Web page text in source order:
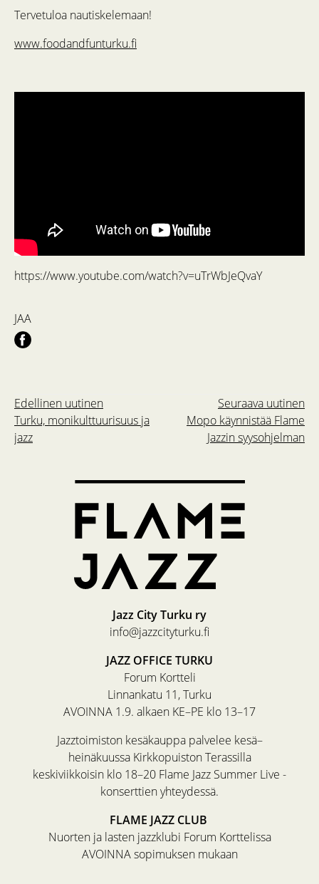
Tervetuloa nautiskelemaan!
www.foodandfunturku.fi
https://www.youtube.com/watch?v=uTrWbJeQvaY
JAA
Seuraava uutinen
Mopo käynnistää Flame
Jazzin syysohjelman
Edellinen uutinen
Turku, monikulttuurisuus ja
jazz
Jazz City Turku ry
info@jazzcityturku.fi
JAZZ OFFICE TURKU
Forum Kortteli
Linnankatu 11, Turku
AVOINNA 1.9. alkaen KE–PE klo 13–17
Jazztoimiston kesäkauppa palvelee kesä–
heinäkuussa Kirkkopuiston Terassilla
keskiviikkoisin klo 18–20 Flame Jazz Summer Live -
konserttien yhteydessä.
FLAME JAZZ CLUB
Nuorten ja lasten jazzklubi Forum Korttelissa
AVOINNA sopimuksen mukaan